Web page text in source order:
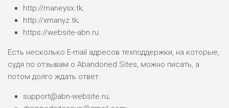
РИСКИ: НИЗКИЕ
ДОХОД: НИЗКИЙ
http://maneysx.tk;
http://xmanyz.tk;
https://website-abn.ru.
Есть несколько E-mail адресов техподдержки, на которые,
судя по отзывам о Abandoned Sites, можно писать, а
потом долго ждать ответ.
support@abn-website.ru;